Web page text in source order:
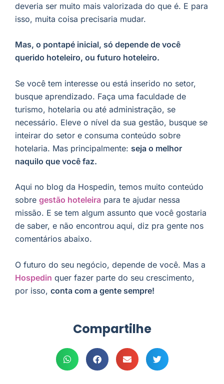
deveria ser muito mais valorizada do que é. E para
isso, muita coisa precisaria mudar.
Mas, o pontapé inicial, só depende de você
querido hoteleiro, ou futuro hoteleiro.
Se você tem interesse ou está inserido no setor,
busque aprendizado. Faça uma faculdade de
turismo, hotelaria ou até administração, se
necessário. Eleve o nível da sua gestão, busque se
inteirar do setor e consuma conteúdo sobre
hotelaria. Mas principalmente: seja o melhor
naquilo que você faz.
Aqui no blog da Hospedin, temos muito conteúdo
sobre gestão hoteleira para te ajudar nessa
missão. E se tem algum assunto que você gostaria
de saber, e não encontrou aqui, diz pra gente nos
comentários abaixo.
O futuro do seu negócio, depende de você. Mas a
Hospedin quer fazer parte do seu crescimento,
por isso, conta com a gente sempre!
Compartilhe